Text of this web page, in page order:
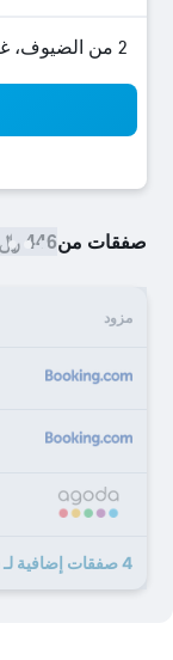
2 من الضيوف، غرفة واحدة
صفقات من446 ﷼
مزود
4 صفقات إضافية لـ Hotel-Restaurant St-Christophe